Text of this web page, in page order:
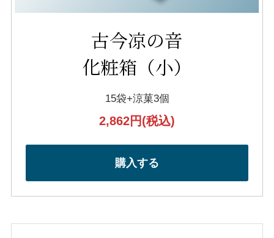
古今凉の音
化粧箱（小）
15袋+涼菓3個
2,862円(税込)
購入する